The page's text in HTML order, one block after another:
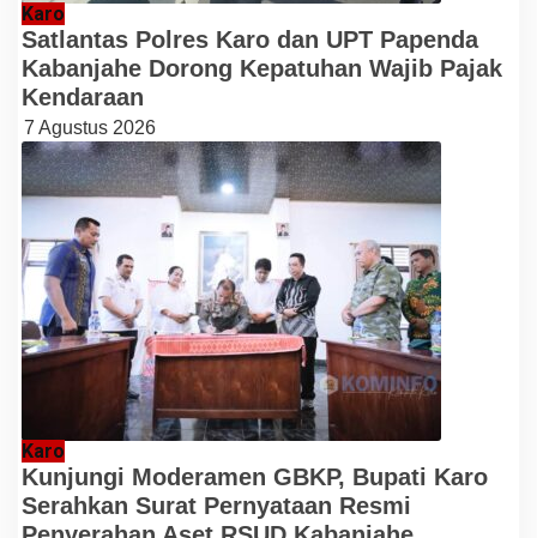
Karo
Satlantas Polres Karo dan UPT Papenda
Kabanjahe Dorong Kepatuhan Wajib Pajak
Kendaraan
7 Agustus 2026
Karo
Kunjungi Moderamen GBKP, Bupati Karo
Serahkan Surat Pernyataan Resmi